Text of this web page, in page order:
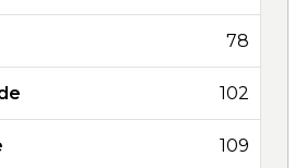
78
102
109